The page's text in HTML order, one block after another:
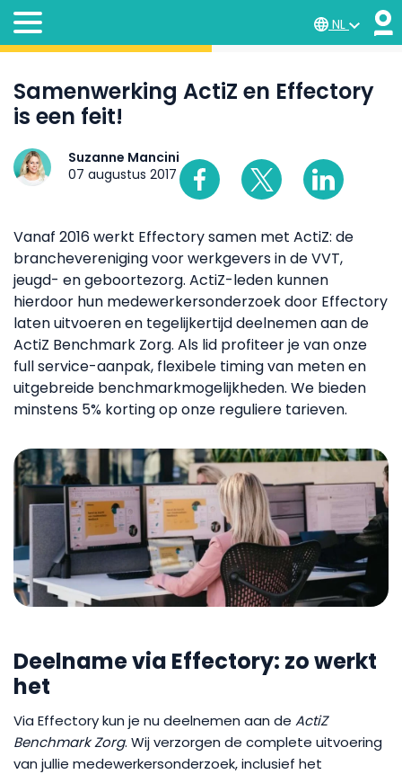
NL
Samenwerking ActiZ en Effectory
is een feit!
Suzanne Mancini
07 augustus 2017
Vanaf 2016 werkt Effectory samen met ActiZ: de
branchevereniging voor werkgevers in de VVT,
jeugd- en geboortezorg. ActiZ-leden kunnen
hierdoor hun medewerkersonderzoek door Effectory
laten uitvoeren en tegelijkertijd deelnemen aan de
ActiZ Benchmark Zorg. Als lid profiteer je van onze
full service-aanpak, flexibele timing van meten en
uitgebreide benchmarkmogelijkheden. We bieden
minstens 5% korting op onze reguliere tarieven.
Deelname via Effectory: zo werkt
het
Via Effectory kun je nu deelnemen aan de ActiZ
Benchmark Zorg. Wij verzorgen de complete uitvoering
van jullie medewerkersonderzoek, inclusief het